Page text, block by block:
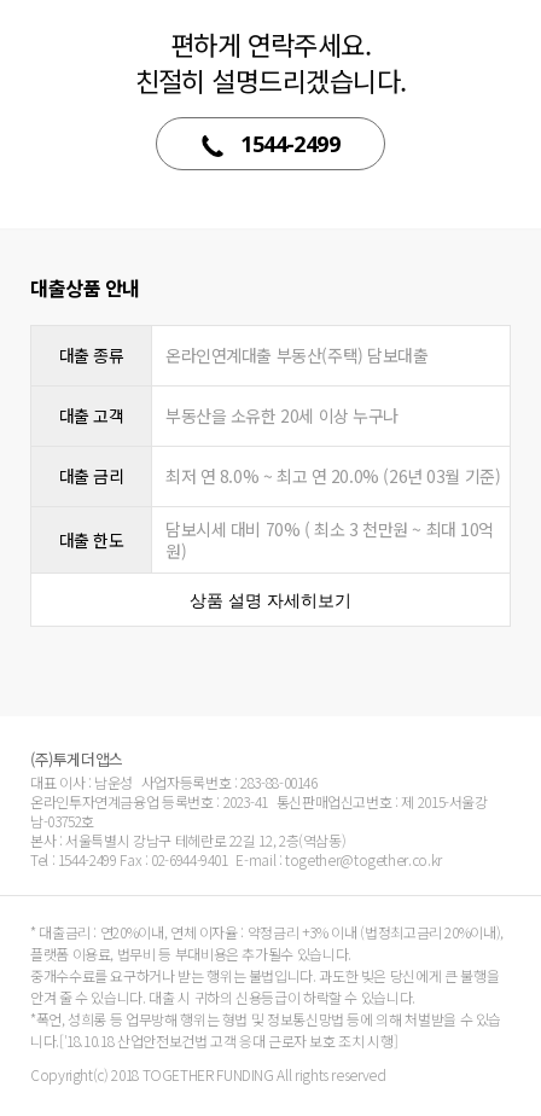
편하게 연락주세요.
친절히 설명드리겠습니다.
1544-2499
대출상품 안내
대출 종류 온라인연계대출 부동산(주택) 담보대출
대출 고객 부동산을 소유한 20세 이상 누구나
대출 금리 최저 연 8.0% ~ 최고 연 20.0% (26년 03월 기준)
대출 한도
담보시세 대비 70% ( 최소 3 천만원 ~ 최대 10억
원)
상품 설명 자세히보기
(주)투게더앱스
대표 이사 : 남운성 사업자등록번호 : 283-88-00146
온라인투자연계금융업 등록번호 : 2023-41 통신판매업신고번호 : 제 2015-서울강
남-03752호
본사 : 서울특별시 강남구 테헤란로 22길 12, 2층(역삼동)
Tel : 1544-2499 Fax : 02-6944-9401 E-mail : together@together.co.kr
* 대출금리 : 연20%이내, 연체 이자율 : 약정금리 +3% 이내 (법정최고금리 20%이내),
플랫폼 이용료, 법무비 등 부대비용은 추가될수 있습니다.
중개수수료를 요구하거나 받는 행위는 불법입니다. 과도한 빚은 당신에게 큰 불행을
안겨 줄 수 있습니다. 대출 시 귀하의 신용등급이 하락할 수 있습니다.
*폭언, 성희롱 등 업무방해 행위는 형법 및 정보통신망법 등에 의해 처벌받을 수 있습
니다.[′18.10.18 산업안전보건법 고객 응대 근로자 보호 조치 시행]
Copyright(c) 2018 TOGETHER FUNDING All rights reserved